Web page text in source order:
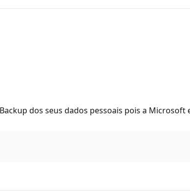
dos seus dados pessoais pois a Microsoft